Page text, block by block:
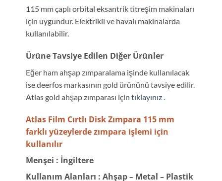
115 mm çaplı orbital eksantrik titreşim makinaları
için uygundur. Elektrikli ve havalı makinalarda
kullanılabilir.
Ürüne Tavsiye Edilen Diğer Ürünler
Eğer ham ahşap zımparalama işinde kullanılacak
ise deerfos markasının gold ürününü tavsiye edilir.
Atlas gold ahşap zımparası için tıklayınız.
Atlas Film Cırtlı Disk Zımpara 115 mm
farklı yüzeylerde zımpara işlemi için
kullanılır
Menşei : İngiltere
Kullanım Alanları : Ahşap – Metal – Plastik